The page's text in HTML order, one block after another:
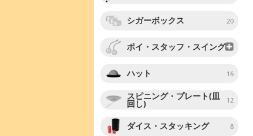
シガーボックス 20
ポイ・スタッフ・スイング
ハット 16
スピニング・プレート(皿
回し) 12
ダイス・スタッキング 8